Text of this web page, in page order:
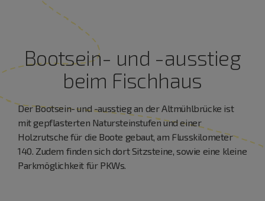
Bootsein- und -ausstieg
beim Fischhaus
Der Bootsein- und -ausstieg an der Altmühlbrücke ist
mit gepflasterten Natursteinstufen und einer
Holzrutsche für die Boote gebaut, am Flusskilometer
140. Zudem finden sich dort Sitzsteine, sowie eine kleine
Parkmöglichkeit für PKWs.